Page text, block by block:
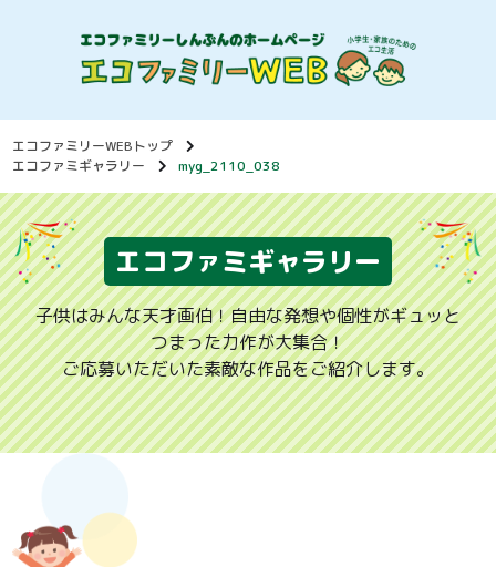
エコファミリーWEBトップ
エコファミギャラリー
myg_2110_038
エコファミギャラリー
子供はみんな天才画伯！自由な発想や個性がギュッと
つまった力作が大集合！
ご応募いただいた素敵な作品をご紹介します。